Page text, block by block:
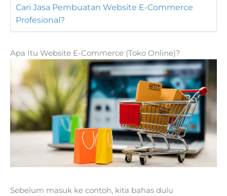
Cari Jasa Pembuatan Website E-Commerce
Profesional?
Apa Itu Website E-Commerce (Toko Online)?
Sebelum masuk ke contoh, kita bahas dulu